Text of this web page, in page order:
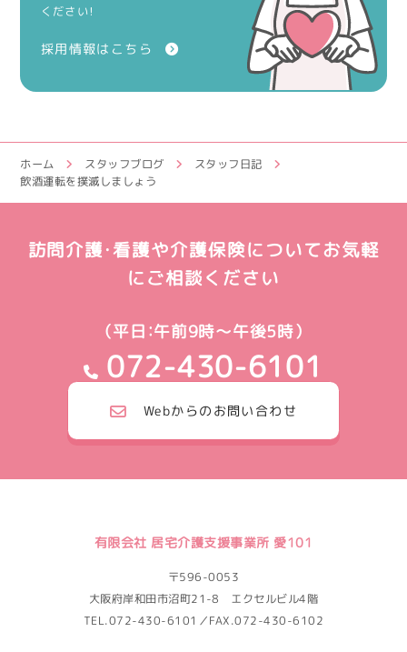
ください！
採用情報はこちら
ホーム スタッフブログ
スタッフ日記
飲酒運転を撲滅しましょう
訪問介護・看護や介護保険についてお気軽
にご相談ください
（平日：午前9時～午後5時）
072-430-6101
Webからのお問い合わせ
有限会社 居宅介護支援事業所 愛101
〒596-0053
大阪府岸和田市沼町21-8 エクセルビル4階
TEL.072-430-6101／FAX.072-430-6102